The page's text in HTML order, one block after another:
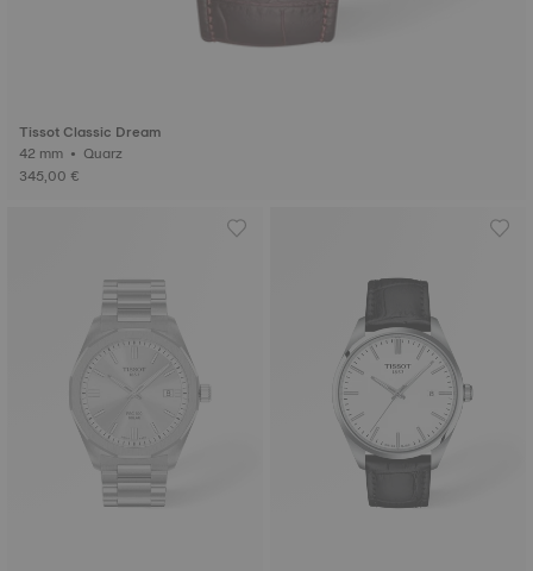
Tissot Classic Dream
42 mm • Quarz
345,00 €